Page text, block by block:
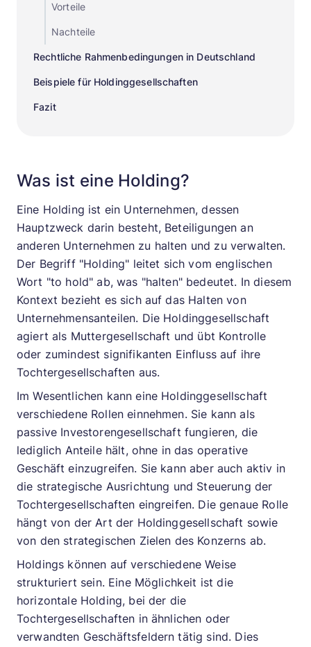
Vorteile
Nachteile
Rechtliche Rahmenbedingungen in Deutschland
Beispiele für Holdinggesellschaften
Fazit
Was ist eine Holding?
Eine Holding ist ein Unternehmen, dessen
Hauptzweck darin besteht, Beteiligungen an
anderen Unternehmen zu halten und zu verwalten.
Der Begriff "Holding" leitet sich vom englischen
Wort "to hold" ab, was "halten" bedeutet. In diesem
Kontext bezieht es sich auf das Halten von
Unternehmensanteilen. Die Holdinggesellschaft
agiert als Muttergesellschaft und übt Kontrolle
oder zumindest signifikanten Einfluss auf ihre
Tochtergesellschaften aus.
Im Wesentlichen kann eine Holdinggesellschaft
verschiedene Rollen einnehmen. Sie kann als
passive Investorengesellschaft fungieren, die
lediglich Anteile hält, ohne in das operative
Geschäft einzugreifen. Sie kann aber auch aktiv in
die strategische Ausrichtung und Steuerung der
Tochtergesellschaften eingreifen. Die genaue Rolle
hängt von der Art der Holdinggesellschaft sowie
von den strategischen Zielen des Konzerns ab.
Holdings können auf verschiedene Weise
strukturiert sein. Eine Möglichkeit ist die
horizontale Holding, bei der die
Tochtergesellschaften in ähnlichen oder
verwandten Geschäftsfeldern tätig sind. Dies